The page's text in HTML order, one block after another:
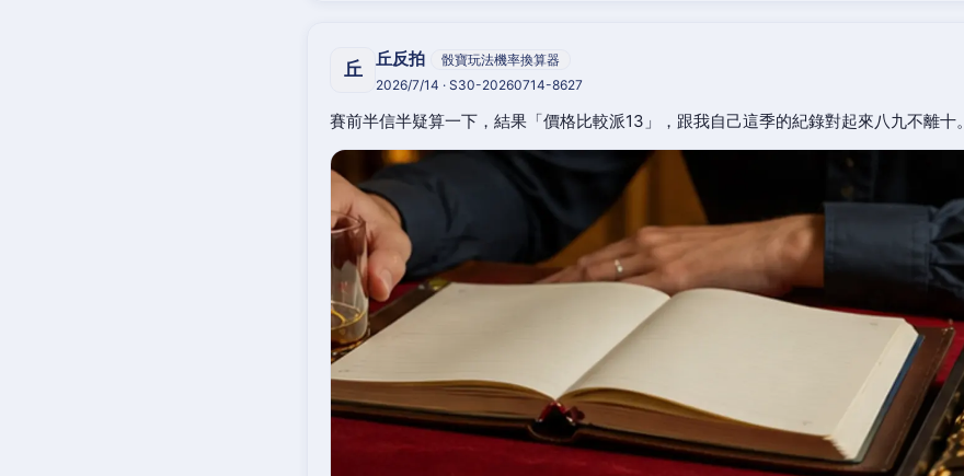
丘 丘反拍
骰寶玩法機率換算器
2026/7/14 · S30-20260714-8627
賽前半信半疑算一下，結果「價格比較派13」，跟我自己這季的紀錄對起來八九不離十。